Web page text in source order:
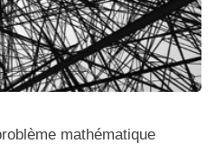
mathématique